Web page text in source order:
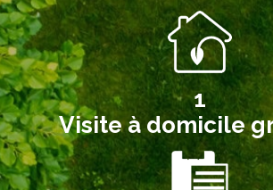
1
Visite à domicile